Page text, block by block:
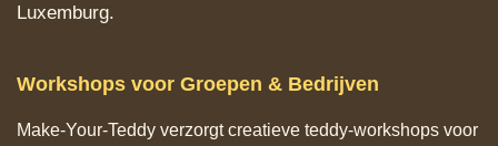
Luxemburg.
Workshops voor Groepen & Bedrijven
Make‑Your‑Teddy verzorgt creatieve teddy‑workshops voor